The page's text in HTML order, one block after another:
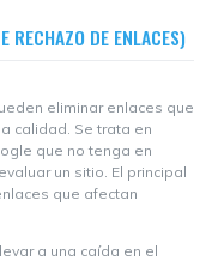
RECHAZO DE ENLACES)
eliminar enlaces que
calidad. Se trata en
que no tenga en
un sitio. El principal
que afectan
a una caída en el